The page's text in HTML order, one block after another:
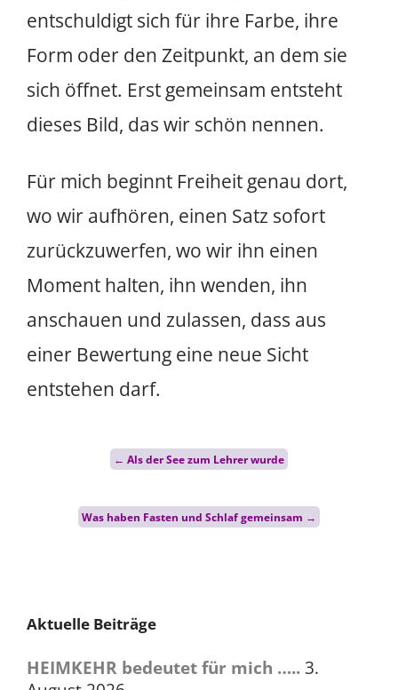
entschuldigt sich für ihre Farbe, ihre
Form oder den Zeitpunkt, an dem sie
sich öffnet. Erst gemeinsam entsteht
dieses Bild, das wir schön nennen.
Für mich beginnt Freiheit genau dort,
wo wir aufhören, einen Satz sofort
zurückzuwerfen, wo wir ihn einen
Moment halten, ihn wenden, ihn
anschauen und zulassen, dass aus
einer Bewertung eine neue Sicht
entstehen darf.
navigation
← Als der See zum Lehrer wurde
Was haben Fasten und Schlaf gemeinsam →
Aktuelle Beiträge
HEIMKEHR bedeutet für mich …..3.